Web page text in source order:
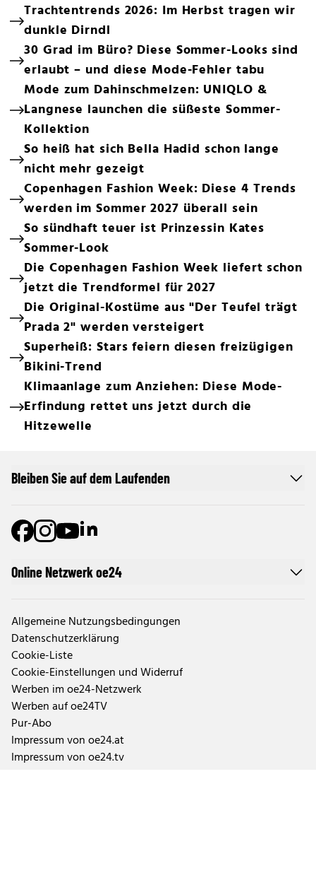
Trachtentrends 2026: Im Herbst tragen wir
dunkle Dirndl
30 Grad im Büro? Diese Sommer-Looks sind
erlaubt – und diese Mode-Fehler tabu
Mode zum Dahinschmelzen: UNIQLO &
Langnese launchen die süßeste Sommer-
Kollektion
So heiß hat sich Bella Hadid schon lange
nicht mehr gezeigt
Copenhagen Fashion Week: Diese 4 Trends
werden im Sommer 2027 überall sein
So sündhaft teuer ist Prinzessin Kates
Sommer-Look
Die Copenhagen Fashion Week liefert schon
jetzt die Trendformel für 2027
Die Original-Kostüme aus "Der Teufel trägt
Prada 2" werden versteigert
Superheiß: Stars feiern diesen freizügigen
Bikini-Trend
Klimaanlage zum Anziehen: Diese Mode-
Erfindung rettet uns jetzt durch die
Hitzewelle
Online Netzwerk oe24
Allgemeine Nutzungsbedingungen
Datenschutzerklärung
Cookie-Liste
Cookie-Einstellungen und Widerruf
Werben im oe24-Netzwerk
Werben auf oe24TV
Pur-Abo
Impressum von oe24.at
Impressum von oe24.tv
Bleiben Sie auf dem Laufenden